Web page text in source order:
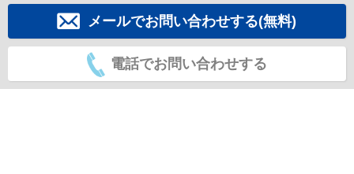
メールでお問い合わせする(無料)
電話でお問い合わせする